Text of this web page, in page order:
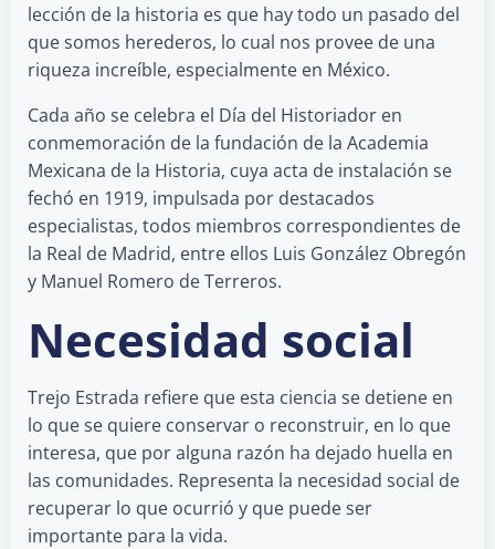
lección de la historia es que hay todo un pasado del
que somos herederos, lo cual nos provee de una
riqueza increíble, especialmente en México.
Cada año se celebra el Día del Historiador en
conmemoración de la fundación de la Academia
Mexicana de la Historia, cuya acta de instalación se
fechó en 1919, impulsada por destacados
especialistas, todos miembros correspondientes de
la Real de Madrid, entre ellos Luis González Obregón
y Manuel Romero de Terreros.
Necesidad social
Trejo Estrada refiere que esta ciencia se detiene en
lo que se quiere conservar o reconstruir, en lo que
interesa, que por alguna razón ha dejado huella en
las comunidades. Representa la necesidad social de
recuperar lo que ocurrió y que puede ser
importante para la vida.